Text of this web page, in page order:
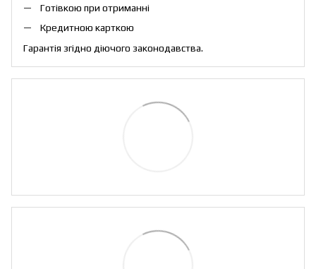
Готівкою при отриманні
Кредитною карткою
Гарантія згідно діючого законодавства.